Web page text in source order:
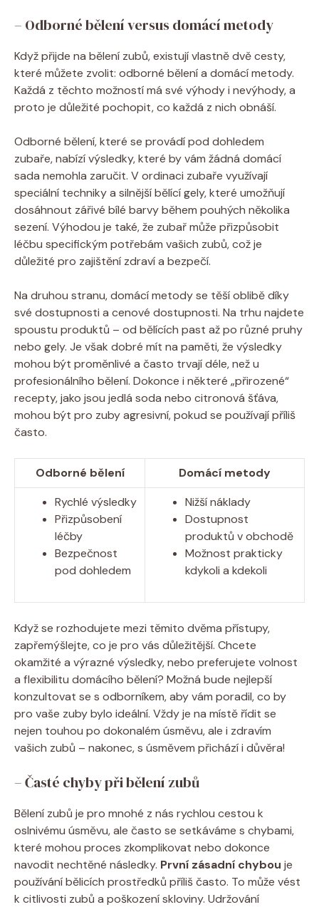
– Odborné bělení versus domácí metody
Když přijde na bělení zubů, existují vlastně dvě cesty,
které můžete zvolit: odborné bělení a domácí metody.
Každá z těchto možností má své výhody i nevýhody, a
proto je důležité pochopit, co každá z nich obnáší.
Odborné bělení, které se provádí pod dohledem
zubaře, nabízí výsledky, které by vám žádná domácí
sada nemohla zaručit. V ordinaci zubaře využívají
speciální techniky a silnější bělící gely, které umožňují
dosáhnout zářivé bílé barvy během pouhých několika
sezení. Výhodou je také, že zubař může přizpůsobit
léčbu specifickým potřebám vašich zubů, což je
důležité pro zajištění zdraví a bezpečí.
Na druhou stranu, domácí metody se těší oblibě díky
své dostupnosti a cenové dostupnosti. Na trhu najdete
spoustu produktů – od bělících past až po různé pruhy
nebo gely. Je však dobré mít na paměti, že výsledky
mohou být proměnlivé a často trvají déle, než u
profesionálního bělení. Dokonce i některé „přirozené“
recepty, jako jsou jedlá soda nebo citronová šťáva,
mohou být pro zuby agresivní, pokud se používají příliš
často.
Odborné bělení
Domácí metody
Rychlé výsledky
Přizpůsobení
léčby
Bezpečnost
pod dohledem
Nižší náklady
Dostupnost
produktů v obchodě
Možnost prakticky
kdykoli a kdekoli
Když se rozhodujete mezi těmito dvěma přístupy,
zapřemýšlejte, co je pro vás důležitější. Chcete
okamžité a výrazné výsledky, nebo preferujete volnost
a flexibilitu domácího bělení? Možná bude nejlepší
konzultovat se s odborníkem, aby vám poradil, co by
pro vaše zuby bylo ideální. Vždy je na místě řídit se
nejen touhou po dokonalém úsměvu, ale i zdravím
vašich zubů – nakonec, s úsměvem přichází i důvěra!
– Časté chyby při bělení zubů
Bělení zubů je pro mnohé z nás rychlou cestou k
oslnivému úsměvu, ale často se setkáváme s chybami,
které mohou proces zkomplikovat nebo dokonce
navodit nechtěné následky. První zásadní chybou je
používání bělicích prostředků příliš často. To může vést
k citlivosti zubů a poškození skloviny. Udržování